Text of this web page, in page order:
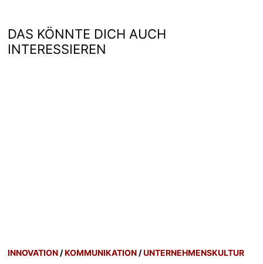
DAS KÖNNTE DICH AUCH
INTERESSIEREN
INNOVATION/KOMMUNIKATION/UNTERNEHMENSKULTUR